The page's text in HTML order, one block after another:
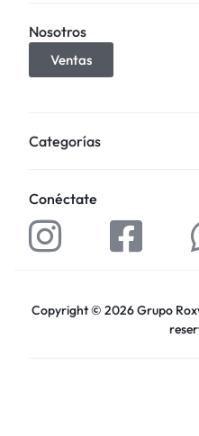
Nosotros
Ventas
Categorías
Conéctate
Copyright © 2026 Grupo